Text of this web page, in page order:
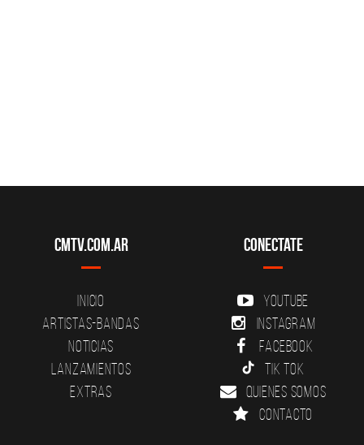
CMTV.com.ar
Inicio
Artistas-Bandas
Noticias
Lanzamientos
Extras
Conectate
YouTube
Instagram
Facebook
Tik Tok
Quienes somos
Contacto